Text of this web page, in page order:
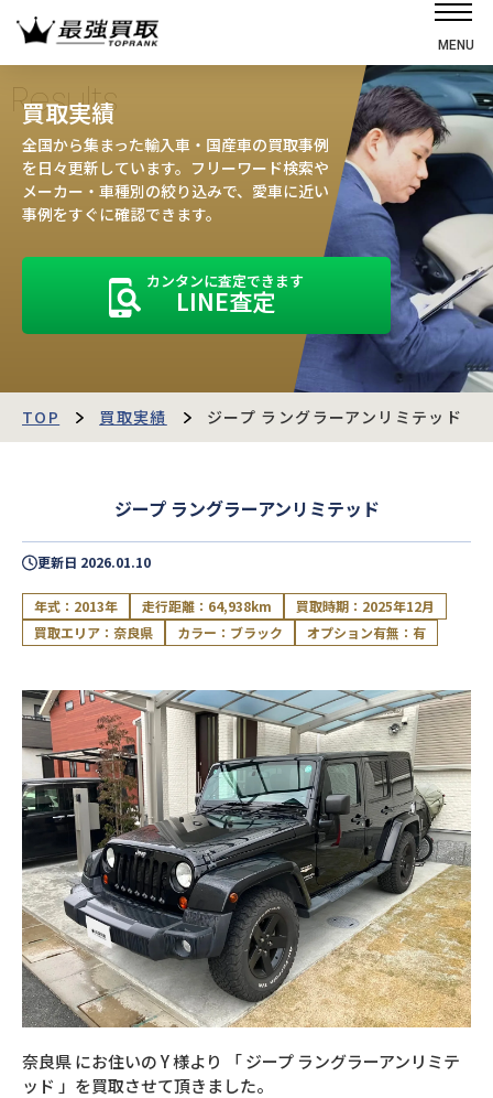
MENU
選ばれる理由
高価買取の仕組み
売却の流れ
お客様の声
運営会社
最強買取マガジン
閉じる
Results
買取実績
全国から集まった輸入車・国産車の買取事例
を日々更新しています。フリーワード検索や
メーカー・車種別の絞り込みで、愛車に近い
事例をすぐに確認できます。
カンタンに査定できます
LINE査定
TOP 買取実績 ジープ ラングラーアンリミテッド
ジープ ラングラーアンリミテッド
更新日 2026.01.10
年式：2013年 走行距離：64,938km
買取時期：2025年12月
買取エリア：奈良県
カラー：ブラック オプション有無：有
奈良県にお住いのY様より 「ジープ ラングラーアンリミテ
ッド 」を買取させて頂きました。